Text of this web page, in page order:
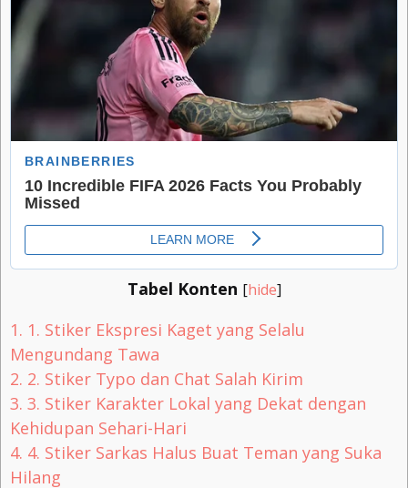
Tabel Konten [hide]
1. 1. Stiker Ekspresi Kaget yang Selalu
Mengundang Tawa
2. 2. Stiker Typo dan Chat Salah Kirim
3. 3. Stiker Karakter Lokal yang Dekat dengan
Kehidupan Sehari-Hari
4. 4. Stiker Sarkas Halus Buat Teman yang Suka
Hilang